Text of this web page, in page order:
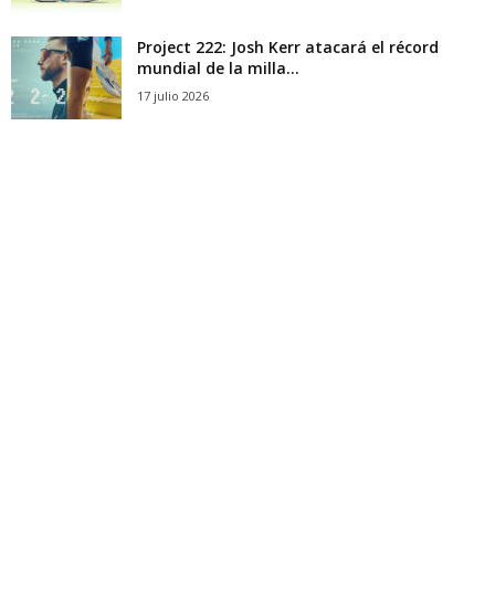
Project 222: Josh Kerr atacará el récord
mundial de la milla...
17 julio 2026